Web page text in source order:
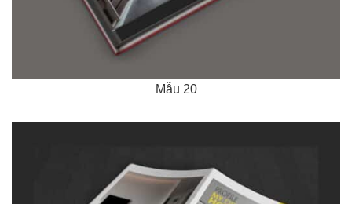
Mẫu 20